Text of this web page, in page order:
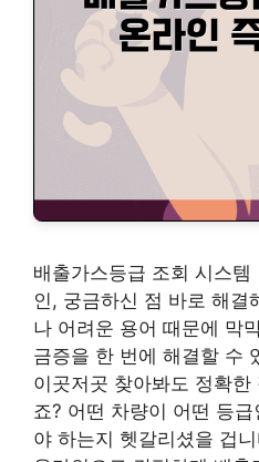
배출가스등급 조회 시스
인, 궁금하신 점 바로 해결
나 어려운 용어 때문에 막
금증을 한 번에 해결할 수
이곳저곳 찾아봐도 정확
죠? 어떤 차량이 어떤 등
야 하는지 헷갈리셨을 겁